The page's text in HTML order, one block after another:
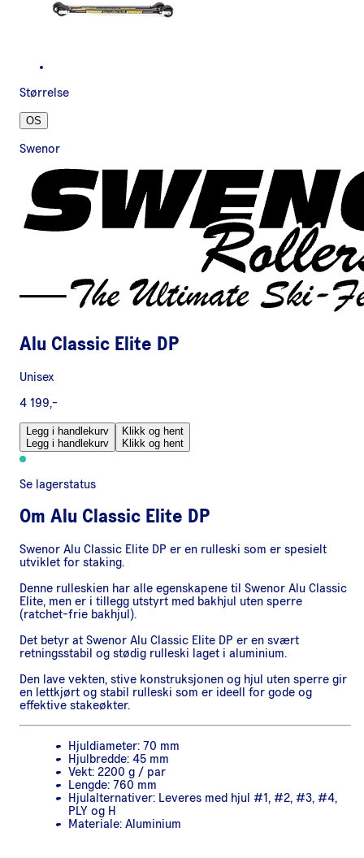
Størrelse
OS
Swenor
Alu Classic Elite DP
Unisex
4 199,-
Legg i handlekurv
Legg i handlekurv
Klikk og hent
Klikk og hent
Se lagerstatus
Om Alu Classic Elite DP
Swenor Alu Classic Elite DP er en rulleski som er spesielt
utviklet for staking.
Denne rulleskien har alle egenskapene til Swenor Alu Classic
Elite, men er i tillegg utstyrt med bakhjul uten sperre
(ratchet-frie bakhjul).
Det betyr at Swenor Alu Classic Elite DP er en svært
retningsstabil og stødig rulleski laget i aluminium.
Den lave vekten, stive konstruksjonen og hjul uten sperre gir
en lettkjørt og stabil rulleski som er ideell for gode og
effektive stakeøkter.
Hjuldiameter: 70 mm
Hjulbredde: 45 mm
Vekt: 2200 g / par
Lengde: 760 mm
Hjulalternativer: Leveres med hjul #1, #2, #3, #4,
PLY og H
Materiale: Aluminium